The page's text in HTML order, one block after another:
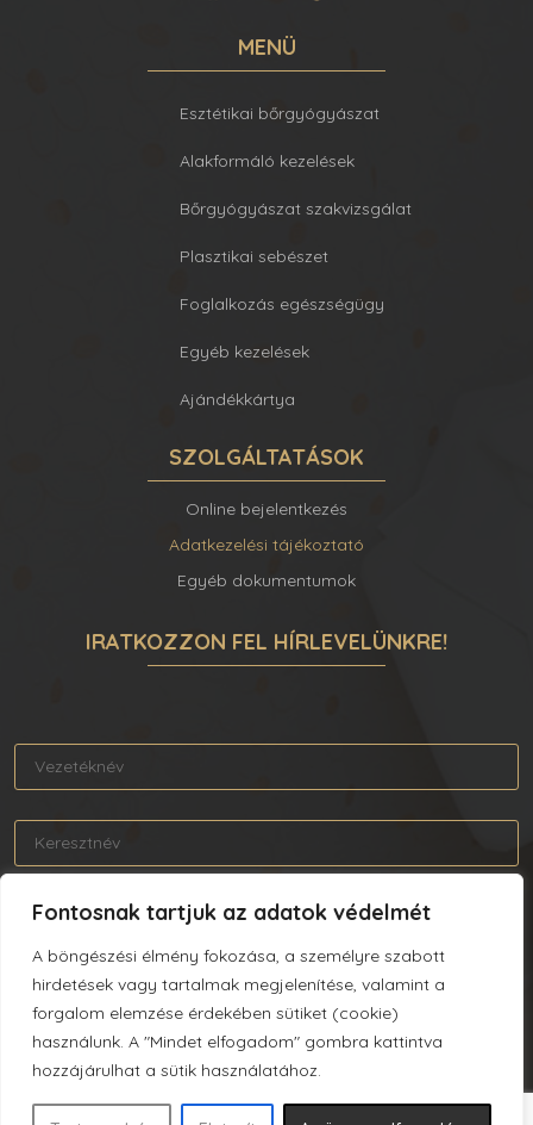
Fontosnak tartjuk az adatok védelmét
A böngészési élmény fokozása, a személyre szabott
hirdetések vagy tartalmak megjelenítése, valamint a
forgalom elemzése érdekében sütiket (cookie)
használunk. A "Mindet elfogadom" gombra kattintva
hozzájárulhat a sütik használatához.
MENÜ
Esztétikai bőrgyógyászat
Alakformáló kezelések
Bőrgyógyászat szakvizsgálat
Plasztikai sebészet
Foglalkozás egészségügy
Egyéb kezelések
Ajándékkártya
SZOLGÁLTATÁSOK
Online bejelentkezés
Adatkezelési tájékoztató
Egyéb dokumentumok
IRATKOZZON FEL HÍRLEVELÜNKRE!
Elolvastam és elfogadom az Adatkezelési tájékoztatót.